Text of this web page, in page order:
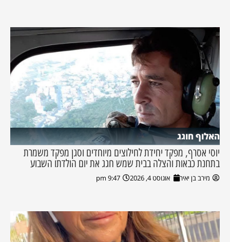
האלוף חוגג
יוסי אסרף, מפקד יחידת לחילוצים מיוחדים וסגן מפקד משמרת
בתחנת כבאות והצלה בבית שמש חגג את יום הולדתו השבוע
מירב בן יאיר אוגוסט 4, 2026 9:47 pm